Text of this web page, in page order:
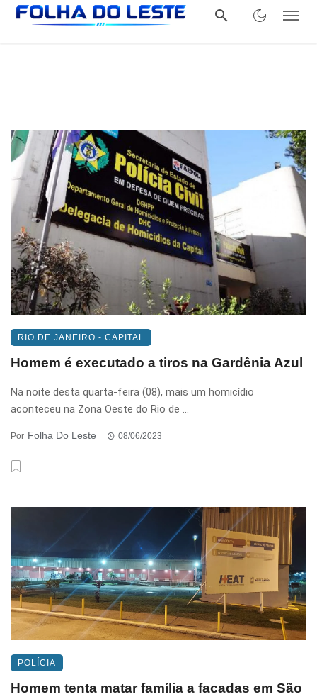
RIO DE JANEIRO - CAPITAL
Homem é executado a tiros na Gardênia Azul
Na noite desta quarta-feira (08), mais um homicídio
aconteceu na Zona Oeste do Rio de ...
Por Folha Do Leste 08/06/2023
POLÍCIA
Homem tenta matar família a facadas em São